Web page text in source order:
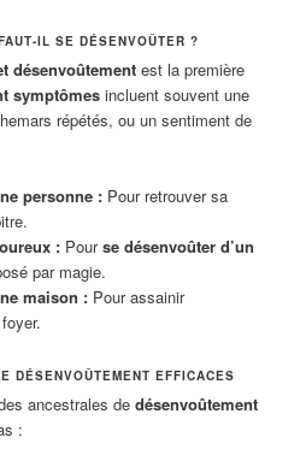
IL SE DÉSENVOÛTER ?
désenvoûtement est la première
symptômes incluent souvent une
répétés, ou un sentiment de
personne :Pour retrouver sa
:Pourse désenvoûter d’un
par magie.
maison :Pour assainir
DÉSENVOÛTEMENT EFFICACES
ancestrales dedésenvoûtement
: